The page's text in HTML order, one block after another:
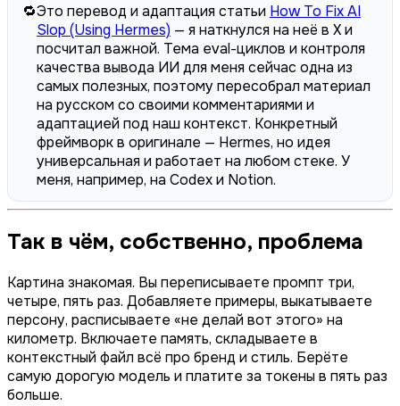
🔁Это перевод и адаптация статьи How To Fix AI
Slop (Using Hermes) — я наткнулся на неё в X и
посчитал важной. Тема eval-циклов и контроля
качества вывода ИИ для меня сейчас одна из
самых полезных, поэтому пересобрал материал
на русском со своими комментариями и
адаптацией под наш контекст. Конкретный
фреймворк в оригинале — Hermes, но идея
универсальная и работает на любом стеке. У
меня, например, на Codex и Notion.
Так в чём, собственно, проблема
Картина знакомая. Вы переписываете промпт три,
четыре, пять раз. Добавляете примеры, выкатываете
персону, расписываете «не делай вот этого» на
километр. Включаете память, складываете в
контекстный файл всё про бренд и стиль. Берёте
самую дорогую модель и платите за токены в пять раз
больше.